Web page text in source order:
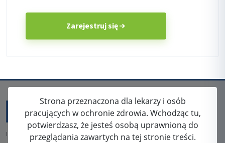
Zarejestruj się
Strona przeznaczona dla lekarzy i osób
pracujących w ochronie zdrowia. Wchodząc tu,
potwierdzasz, że jesteś osobą uprawnioną do
przeglądania zawartych na tej stronie treści.
ISSN: 2080-5438